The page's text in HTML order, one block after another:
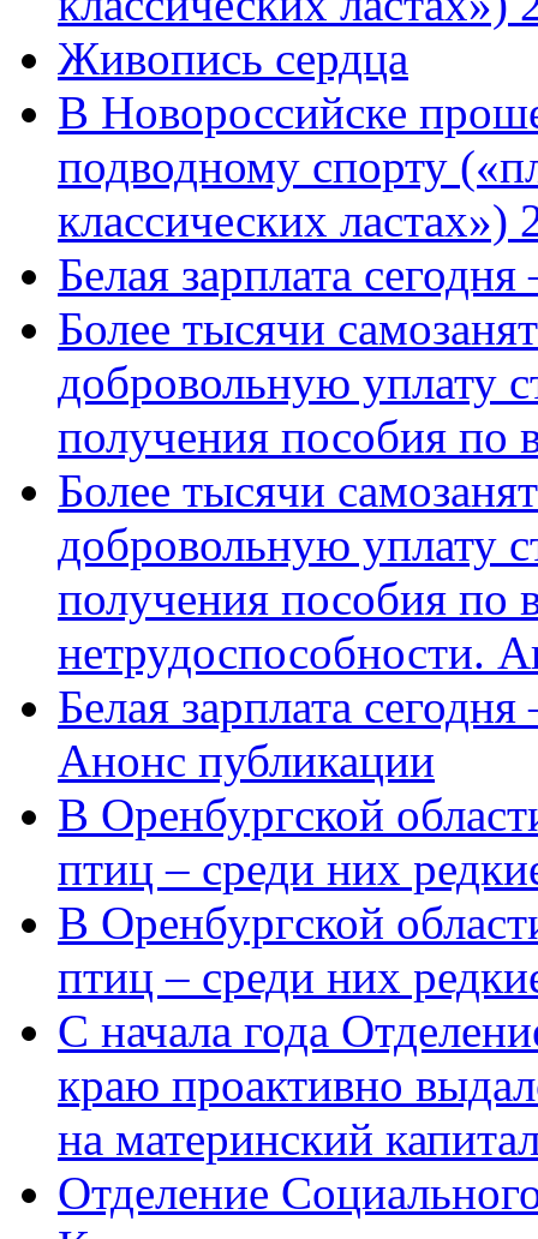
Живопись сердца
В Новороссийске
подводному спорту
классических ластах»)
Белая зарплата
Более тысячи
добровольную уплату
получения пособия по
Более тысячи
добровольную уплату
получения пособия по
нетрудоспособности.
Белая зарплата
Анонс публикации
В Оренбургской
птиц – среди них
В Оренбургской
птиц – среди них
С начала года
краю проактивно
на материнский
Отделение